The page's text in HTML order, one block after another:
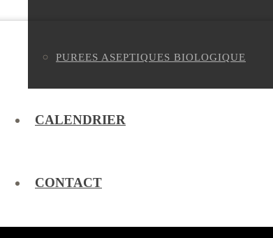
PUREES ASEPTIQUES BIOLOGIQUE
CALENDRIER
CONTACT